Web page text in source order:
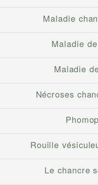
Maladie
Maladie
Maladie
Nécroses
Rouille
Le chancre